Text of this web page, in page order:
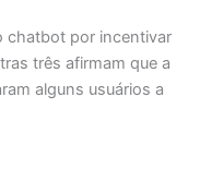
chatbot por incentivar
três afirmam que a
alguns usuários a